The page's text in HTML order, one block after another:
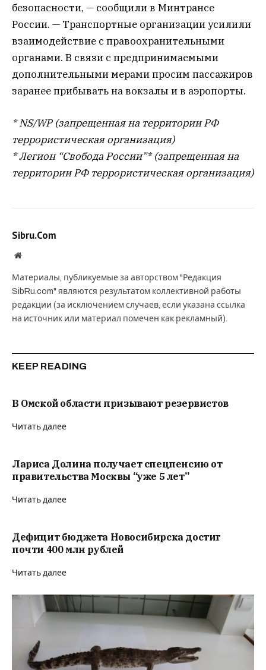
безопасности, — сообщили в Минтрансе
России. — Транспортные организации усилили
взаимодействие с правоохранительными
органами. В связи с предпринимаемыми
дополнительными мерами просим пассажиров
заранее прибывать на вокзалы и в аэропорты.
* NS/WP (запрещенная на территории РФ
террористическая организация)
* Легион “Свобода России”* (запрещенная на
территории РФ террористическая организация)
Sibru.Com
Website
Материалы, публикуемые за авторством "Редакция
SibRu.com" являются результатом коллективной работы
редакции (за исключением случаев, если указана ссылка
на источник или материал помечен как рекламный).
KEEP READING
В Омской области призывают резервистов
Читать далее
Лариса Долина получает спецпенсию от
правительства Москвы “уже 5 лет”
Читать далее
Дефицит бюджета Новосибирска достиг
почти 400 млн рублей
Читать далее